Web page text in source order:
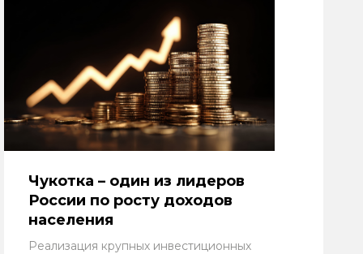
Чукотка – один из лидеров
России по росту доходов
населения
Реализация крупных инвестиционных